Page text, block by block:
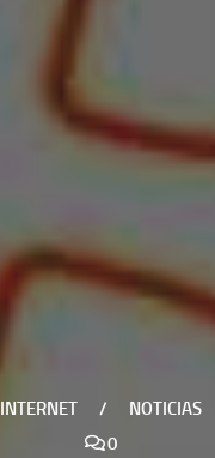
INTERNET /
NOTICIAS
0